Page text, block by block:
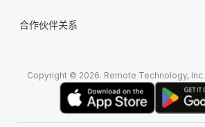
合作伙伴关系
Copyright © 2026. Remote Technology,